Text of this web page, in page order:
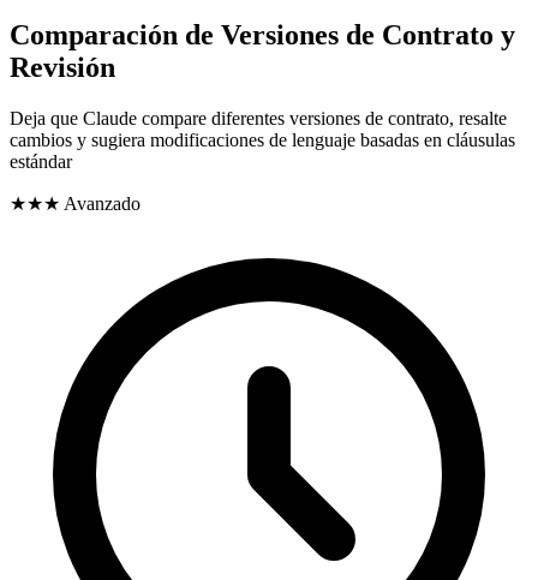
Comparación de Versiones de Contrato y
Revisión
Deja que Claude compare diferentes versiones de contrato, resalte
cambios y sugiera modificaciones de lenguaje basadas en cláusulas
estándar
★★★ Avanzado